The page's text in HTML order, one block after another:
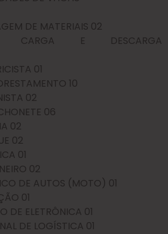
DE MATERIAIS 02
CARGA E DESCARGA
01
10
02
06
02
02
01
02
DE AUTOS (MOTO) 01
01
DE ELETRÔNICA 01
DE LOGÍSTICA 01